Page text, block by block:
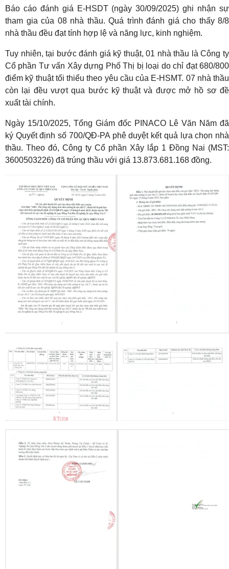
Báo cáo đánh giá E-HSDT (ngày 30/09/2025) ghi nhận sự
tham gia của 08 nhà thầu. Quá trình đánh giá cho thấy 8/8
nhà thầu đều đạt tính hợp lệ và năng lực, kinh nghiệm.
Tuy nhiên, tại bước đánh giá kỹ thuật, 01 nhà thầu là Công ty
Cổ phần Tư vấn Xây dựng Phố Thị bị loại do chỉ đạt 680/800
điểm kỹ thuật tối thiểu theo yêu cầu của E-HSMT. 07 nhà thầu
còn lại đều vượt qua bước kỹ thuật và được mở hồ sơ đề
xuất tài chính.
Ngày 15/10/2025, Tổng Giám đốc PINACO Lê Văn Năm đã
ký Quyết định số 700/QĐ-PA phê duyệt kết quả lựa chọn nhà
thầu. Theo đó, Công ty Cổ phần Xây lắp 1 Đồng Nai (MST:
3600503226) đã trúng thầu với giá 13.873.681.168 đồng.